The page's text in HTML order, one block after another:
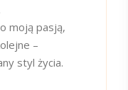
moją pasją,
–
styl życia.